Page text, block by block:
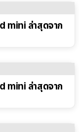
mini ล่าสุดจาก
mini ล่าสุดจาก